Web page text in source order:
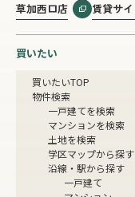
草加西口店 賃貸サイ
買いたい
買いたいTOP
物件検索
一戸建てを検索
マンションを検索
土地を検索
学区マップから探す
沿線・駅から探す
一戸建て